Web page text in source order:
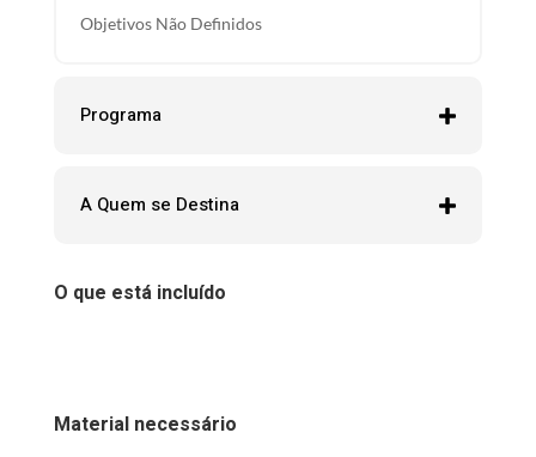
Objetivos Não Definidos
Programa
A Quem se Destina
O que está incluído
Material necessário